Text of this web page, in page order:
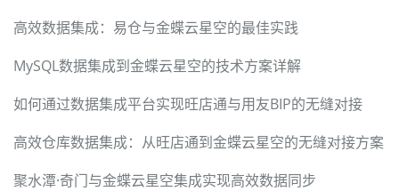
高效数据集成：易仓与金蝶云星空的最佳实践
MySQL数据集成到金蝶云星空的技术方案详解
如何通过数据集成平台实现旺店通与用友BIP的无缝对接
高效仓库数据集成：从旺店通到金蝶云星空的无缝对接方案
聚水潭·奇门与金蝶云星空集成实现高效数据同步